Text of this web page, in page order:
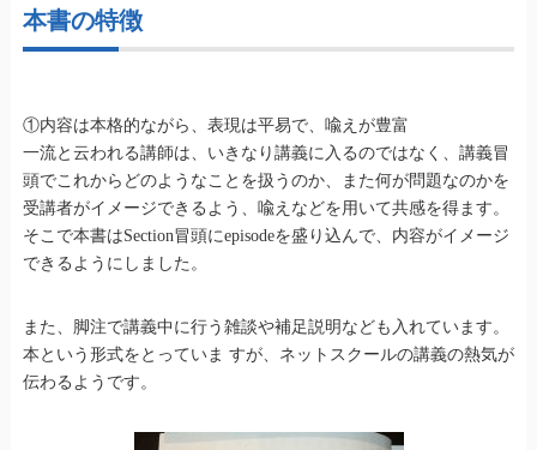
本書の特徴
①内容は本格的ながら、表現は平易で、喩えが豊富
一流と云われる講師は、いきなり講義に入るのではなく、講義冒
頭でこれからどのようなことを扱うのか、また何が問題なのかを
受講者がイメージできるよう、喩えなどを用いて共感を得ます。
そこで本書はSection冒頭にepisodeを盛り込んで、内容がイメージ
できるようにしました。
また、脚注で講義中に行う雑談や補足説明なども入れています。
本という形式をとっていま すが、ネットスクールの講義の熱気が
伝わるようです。